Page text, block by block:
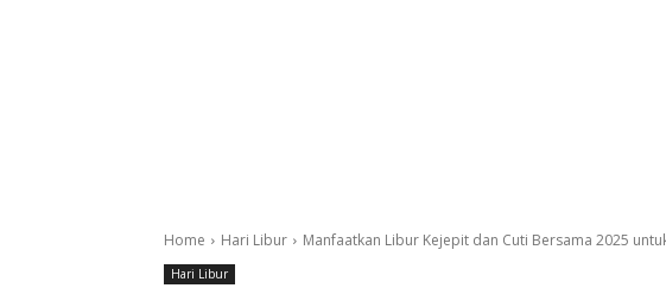
Home Hari Libur Manfaatkan Libur Kejepit dan Cuti Bersama 2025
Hari Libur